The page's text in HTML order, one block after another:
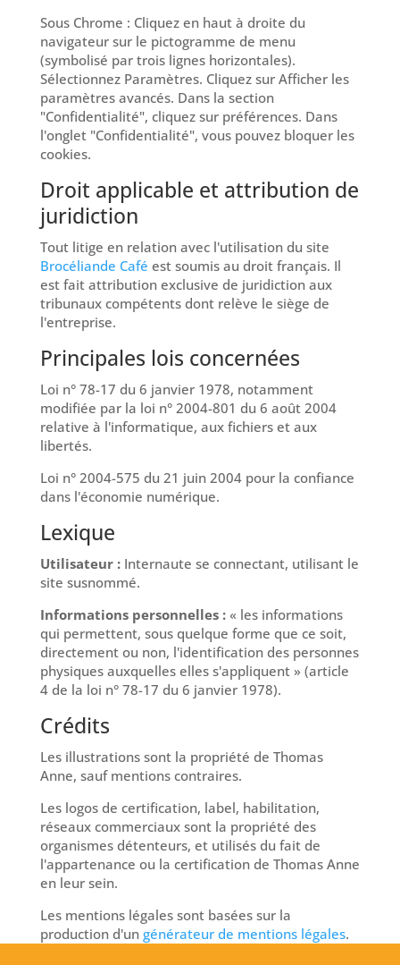
Sous Chrome : Cliquez en haut à droite du
navigateur sur le pictogramme de menu
(symbolisé par trois lignes horizontales).
Sélectionnez Paramètres. Cliquez sur Afficher les
paramètres avancés. Dans la section
"Confidentialité", cliquez sur préférences. Dans
l'onglet "Confidentialité", vous pouvez bloquer les
cookies.
Droit applicable et attribution de
juridiction
Tout litige en relation avec l'utilisation du site
Brocéliande Café est soumis au droit français. Il
est fait attribution exclusive de juridiction aux
tribunaux compétents dont relève le siège de
l'entreprise.
Principales lois concernées
Loi n° 78-17 du 6 janvier 1978, notamment
modifiée par la loi n° 2004-801 du 6 août 2004
relative à l'informatique, aux fichiers et aux
libertés.
Loi n° 2004-575 du 21 juin 2004 pour la confiance
dans l'économie numérique.
Lexique
Utilisateur :Internaute se connectant, utilisant le
site susnommé.
Informations personnelles :« les informations
qui permettent, sous quelque forme que ce soit,
directement ou non, l'identification des personnes
physiques auxquelles elles s'appliquent » (article
4 de la loi n° 78-17 du 6 janvier 1978).
Crédits
Les illustrations sont la propriété de Thomas
Anne, sauf mentions contraires.
Les logos de certification, label, habilitation,
réseaux commerciaux sont la propriété des
organismes détenteurs, et utilisés du fait de
l'appartenance ou la certification de Thomas Anne
en leur sein.
Les mentions légales sont basées sur la
production d'un générateur de mentions légales.